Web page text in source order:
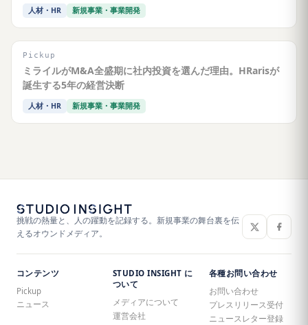
人材・HR 新規事業・事業開発
Pickup
ミライルがM&A全盛期に社内投資を選んだ理由。HRarisが
誕生する5年の経営決断
人材・HR 新規事業・事業開発
挑戦の熱量と、人の躍動を記録する。新規事業の舞台裏を伝
えるオウンドメディア。
コンテンツ
Pickup
ニュース
STUDIO INSIGHT に
ついて
メディアについて
運営会社
各種お問い合わせ
お問い合わせ
プレスリリース受付
ニュースレター登録